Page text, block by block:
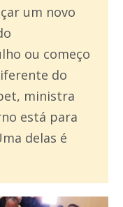
um novo
ou começo
do
ministra
está para
delas é